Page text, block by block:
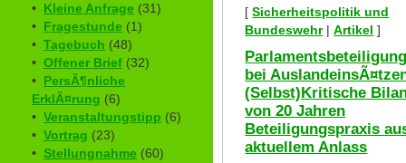
• Kleine Anfrage (31)
• Fragestunde (1)
• Tagebuch (48)
• Offener Brief (32)
• PersÃ¶nliche
ErklÃ¤rung (6)
• Veranstaltungstipp (6)
• Vortrag (23)
• Stellungnahme (60)
[Sicherheitspolitik und
Bundeswehr|Artikel ]
bei
(Selbst)Kritische
von 20 Jahren
Beteiligungspraxis
aktuellem Anlass